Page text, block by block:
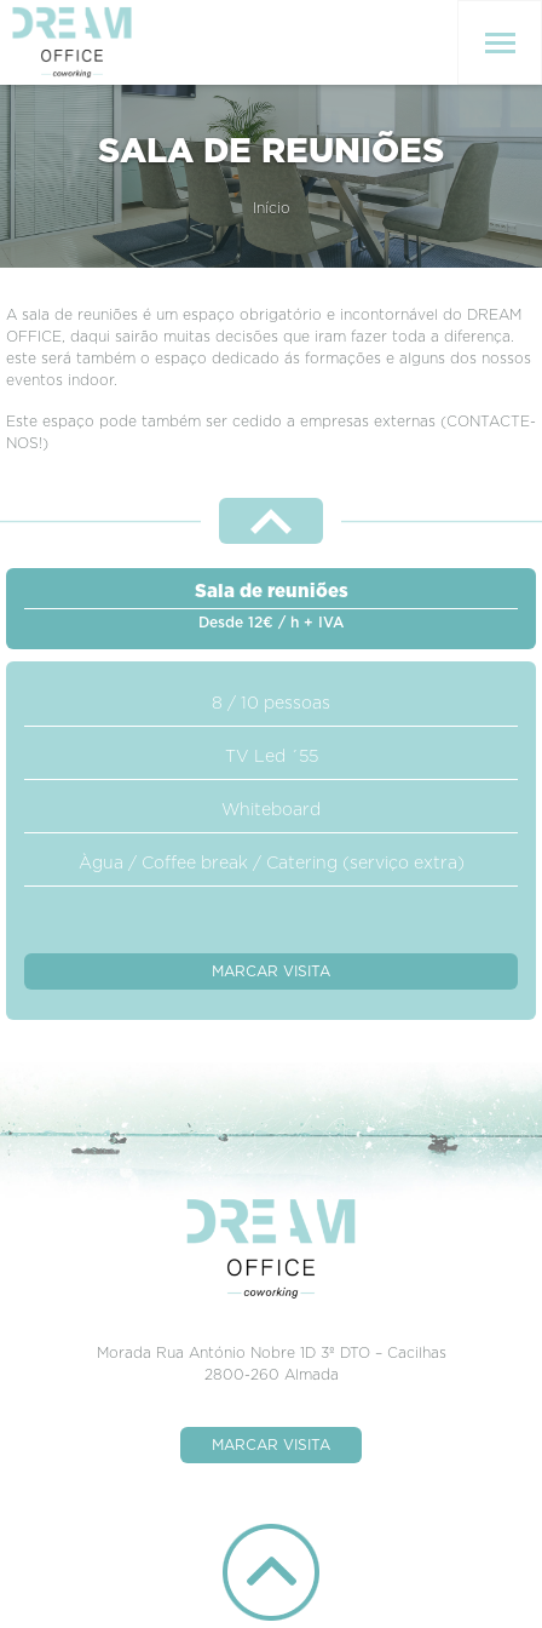
SALA DE REUNIÕES
Início
A sala de reuniões é um espaço obrigatório e incontornável do DREAM
OFFICE, daqui sairão muitas decisões que iram fazer toda a diferença.
este será também o espaço dedicado ás formações e alguns dos nossos
eventos indoor.
Este espaço pode também ser cedido a empresas externas (CONTACTE-
NOS!)
Sala de reuniões
Desde 12€ / h + IVA
8 / 10 pessoas
TV Led ´55
Whiteboard
Àgua / Coffee break / Catering (serviço extra)
MARCAR VISITA
Morada Rua António Nobre 1D 3º DTO – Cacilhas
2800-260 Almada
MARCAR VISITA